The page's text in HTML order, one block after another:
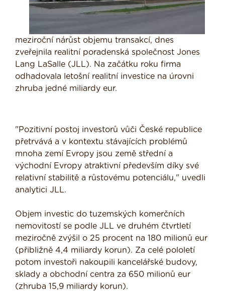
meziroční nárůst objemu transakcí, dnes
zveřejnila realitní poradenská společnost Jones
Lang LaSalle (JLL). Na začátku roku firma
odhadovala letošní realitní investice na úrovni
zhruba jedné miliardy eur.
"Pozitivní postoj investorů vůči České republice
přetrvává a v kontextu stávajících problémů
mnoha zemí Evropy jsou země střední a
východní Evropy atraktivní především díky své
relativní stabilitě a růstovému potenciálu," uvedli
analytici JLL.
Objem investic do tuzemských komerčních
nemovitostí se podle JLL ve druhém čtvrtletí
meziročně zvýšil o 25 procent na 180 milionů eur
(přibližně 4,4 miliardy korun). Za celé pololetí
potom investoři nakoupili kancelářské budovy,
sklady a obchodní centra za 650 milionů eur
(zhruba 15,9 miliardy korun).